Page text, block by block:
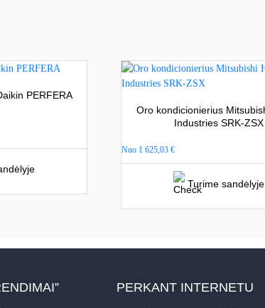
PERFERA
Oro kondicionierius
Industries SRK-ZSX
Nuo 1 625,03€
Turime sandėlyje
PERKANT INTERNETU